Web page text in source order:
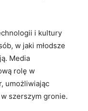
i kultury
w ‌jaki młodsze
Media
rolę w
umożliwiając
‍szerszym gronie.